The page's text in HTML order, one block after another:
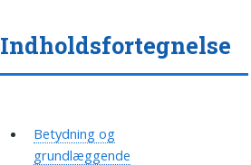
Indholdsfortegnelse
Betydning og
grundlæggende